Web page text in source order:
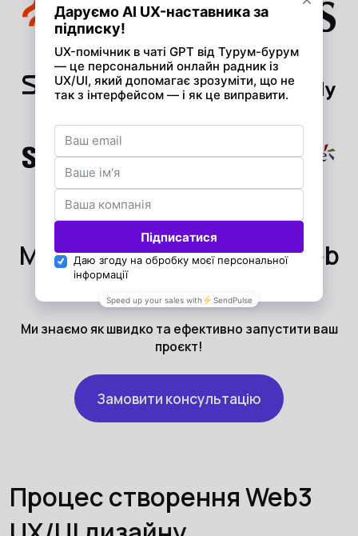
Маєте ідею продукту Web
3.0?
Ми знаємо як швидко та ефективно запустити ваш
проєкт!
Замовити консультацію
Процес створення Web3